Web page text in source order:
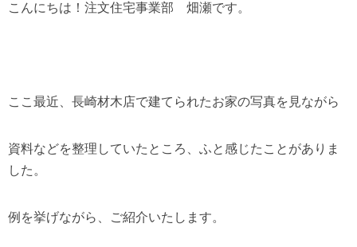
こんにちは！注文住宅事業部 畑瀬です。
ここ最近、長崎材木店で建てられたお家の写真を見ながら
資料などを整理していたところ、ふと感じたことがありま
した。
例を挙げながら、ご紹介いたします。